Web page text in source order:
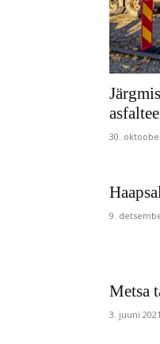
30.
9.
Metsa
3. juuni